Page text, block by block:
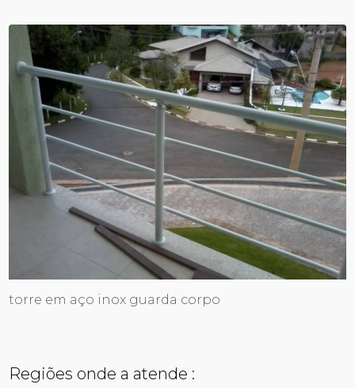
torre em aço inox guarda corpo
Regiões onde a atende :